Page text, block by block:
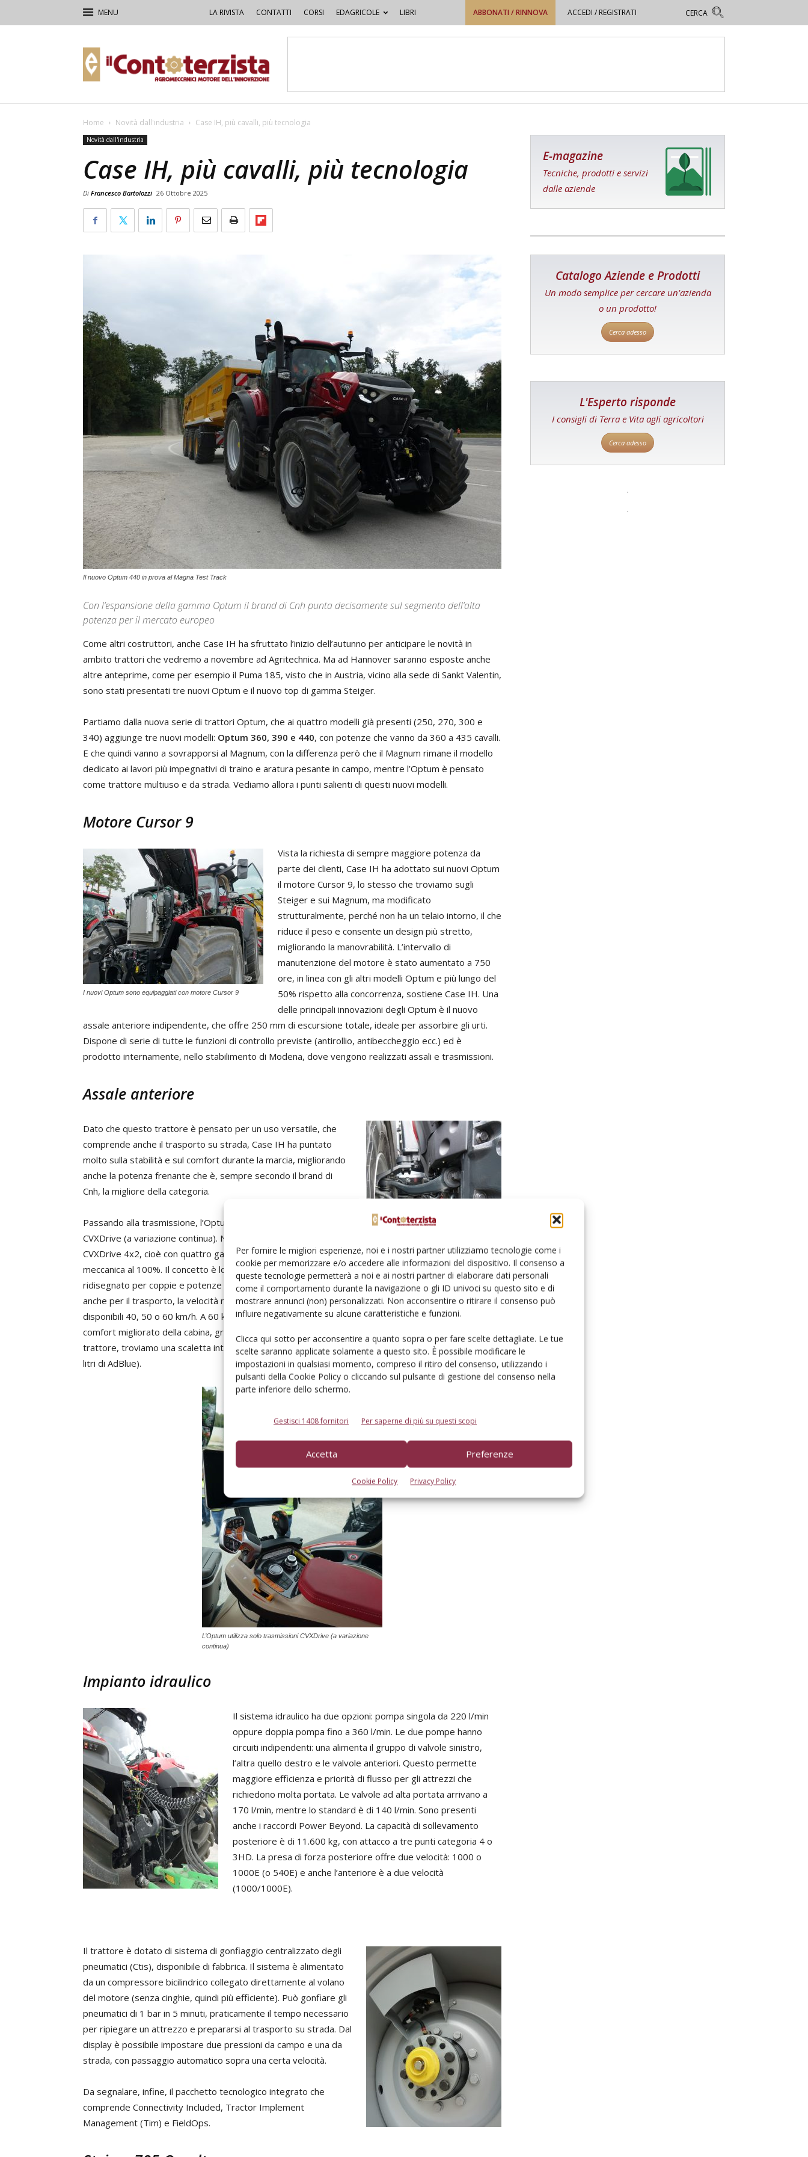
Per fornire le migliori esperienze, noi e i nostri partner utilizziamo tecnologie come i
cookie per memorizzare e/o accedere alle informazioni del dispositivo. Il consenso a
queste tecnologie permetterà a noi e ai nostri partner di elaborare dati personali
come il comportamento durante la navigazione o gli ID univoci su questo sito e di
mostrare annunci (non) personalizzati. Non acconsentire o ritirare il consenso può
influire negativamente su alcune caratteristiche e funzioni.
Clicca qui sotto per acconsentire a quanto sopra o per fare scelte dettagliate. Le tue
scelte saranno applicate solamente a questo sito. È possibile modificare le
impostazioni in qualsiasi momento, compreso il ritiro del consenso, utilizzando i
pulsanti della Cookie Policy o cliccando sul pulsante di gestione del consenso nella
parte inferiore dello schermo.
Gestisci 1408 fornitori Per saperne di più su questi scopi
Accetta Preferenze
Cookie Policy Privacy Policy
LA RIVISTA CONTATTI CORSI EDAGRICOLE LIBRI ABBONATI / RINNOVA ACCEDI / REGISTRATI
Contoterzista
Home Novità dall'industria Case IH, più cavalli, più tecnologia
Novità dall'industria
Case IH, più cavalli, più tecnologia
Di Francesco Bartolozzi 26 Ottobre 2025
Il nuovo Optum 440 in prova al Magna Test Track
Con l’espansione della gamma Optum il brand di Cnh punta decisamente sul segmento dell’alta
potenza per il mercato europeo
Come altri costruttori, anche Case IH ha sfruttato l’inizio dell’autunno per anticipare le novità in
ambito trattori che vedremo a novembre ad Agritechnica. Ma ad Hannover saranno esposte anche
altre anteprime, come per esempio il Puma 185, visto che in Austria, vicino alla sede di Sankt Valentin,
sono stati presentati tre nuovi Optum e il nuovo top di gamma Steiger.
Partiamo dalla nuova serie di trattori Optum, che ai quattro modelli già presenti (250, 270, 300 e
340) aggiunge tre nuovi modelli: Optum 360, 390 e 440, con potenze che vanno da 360 a 435 cavalli.
E che quindi vanno a sovrapporsi al Magnum, con la differenza però che il Magnum rimane il modello
dedicato ai lavori più impegnativi di traino e aratura pesante in campo, mentre l’Optum è pensato
come trattore multiuso e da strada. Vediamo allora i punti salienti di questi nuovi modelli.
Motore Cursor 9
I nuovi Optum sono equipaggiati con motore Cursor 9
Vista la richiesta di sempre maggiore potenza da
parte dei clienti, Case IH ha adottato sui nuovi Optum
il motore Cursor 9, lo stesso che troviamo sugli
Steiger e sui Magnum, ma modificato
strutturalmente, perché non ha un telaio intorno, il che
riduce il peso e consente un design più stretto,
migliorando la manovrabilità. L’intervallo di
manutenzione del motore è stato aumentato a 750
ore, in linea con gli altri modelli Optum e più lungo del
50% rispetto alla concorrenza, sostiene Case IH. Una
delle principali innovazioni degli Optum è il nuovo
assale anteriore indipendente, che offre 250 mm di escursione totale, ideale per assorbire gli urti.
Dispone di serie di tutte le funzioni di controllo previste (antirollio, antibeccheggio ecc.) ed è
prodotto internamente, nello stabilimento di Modena, dove vengono realizzati assali e trasmissioni.
Assale anteriore
Dato che questo trattore è pensato per un uso versatile, che
comprende anche il trasporto su strada, Case IH ha puntato
molto sulla stabilità e sul comfort durante la marcia, migliorando
anche la potenza frenante che è, sempre secondo il brand di
Cnh, la migliore della categoria.
Passando alla trasmissione, l’Optum utilizza solo trasmissioni
CVXDrive (a variazione continua). Nello specifico, si tratta di una
CVXDrive 4x2, cioè con quattro gamme di trasmissione
meccanica al 100%. Il concetto è lo stesso degli altri Optum, ma
ridisegnato per coppie e potenze più elevate. Poiché è pensato
anche per il trasporto, la velocità massima è aumentata: sono
disponibili 40, 50 o 60 km/h. A 60 km/h, la stabilità è garantita dal nuovo assale anteriore e dal
comfort migliorato della cabina, grazie alla sospensione comfort con doppia biella. Sul lato sinistro del
trattore, troviamo una scaletta integrata in alluminio nel serbatoio del carburante (da 680 litri, più 93
litri di AdBlue).
L’Optum utilizza solo trasmissioni CVXDrive (a variazione
continua)
Impianto idraulico
Il sistema idraulico ha due opzioni: pompa singola da 220 l/min
oppure doppia pompa fino a 360 l/min. Le due pompe hanno
circuiti indipendenti: una alimenta il gruppo di valvole sinistro,
l’altra quello destro e le valvole anteriori. Questo permette
maggiore efficienza e priorità di flusso per gli attrezzi che
richiedono molta portata. Le valvole ad alta portata arrivano a
170 l/min, mentre lo standard è di 140 l/min. Sono presenti
anche i raccordi Power Beyond. La capacità di sollevamento
posteriore è di 11.600 kg, con attacco a tre punti categoria 4 o
3HD. La presa di forza posteriore offre due velocità: 1000 o
1000E (o 540E) e anche l’anteriore è a due velocità
(1000/1000E).
Il trattore è dotato di sistema di gonfiaggio centralizzato degli
pneumatici (Ctis), disponibile di fabbrica. Il sistema è alimentato
da un compressore bicilindrico collegato direttamente al volano
del motore (senza cinghie, quindi più efficiente). Può gonfiare gli
pneumatici di 1 bar in 5 minuti, praticamente il tempo necessario
per ripiegare un attrezzo e prepararsi al trasporto su strada. Dal
display è possibile impostare due pressioni da campo e una da
strada, con passaggio automatico sopra una certa velocità.
Da segnalare, infine, il pacchetto tecnologico integrato che
comprende Connectivity Included, Tractor Implement
Management (Tim) e FieldOps.
E-magazine
Tecniche, prodotti e servizi
dalle aziende
Catalogo Aziende e Prodotti
Un modo semplice per cercare un'azienda
o un prodotto!
Cerca adesso
L'Esperto risponde
I consigli di Terra e Vita agli agricoltori
Cerca adesso